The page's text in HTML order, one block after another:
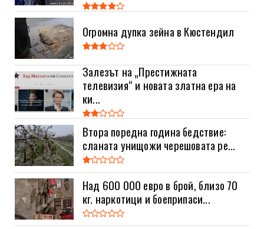
Огромна дупка зейна в Кюстендил
Залезът на „Престижната
телевизия“ и новата златна ера на
ки...
Втора поредна година бедствие:
сланата унищожи черешовата ре...
Над 600 000 евро в брой, близо 70
кг. наркотици и боеприпаси...